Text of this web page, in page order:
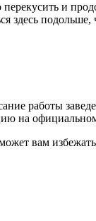
и
здесь
работы
на
вам